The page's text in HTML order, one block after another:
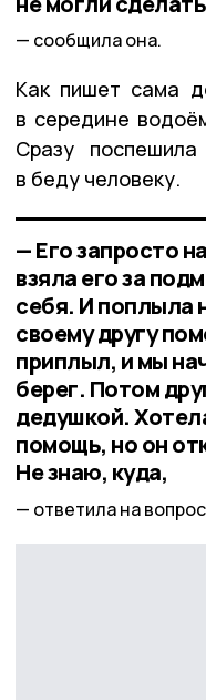
сообщила она.
Как пишет сама
в середине
Сразу
в беду человеку.
— Его запросто
взяла его за
себя. И поплыла
своему другу
приплыл, и мы
берег. Потом
дедушкой.
помощь, но он
Не знаю, куда,
ответила на